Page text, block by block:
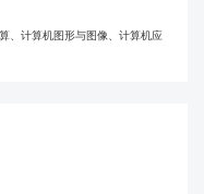
、计算机图形与图像、计算机应